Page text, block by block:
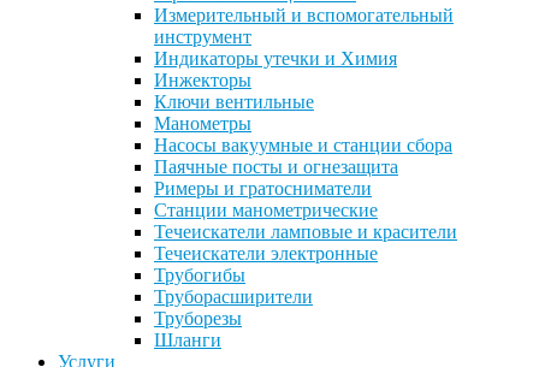
Измерительный и вспомогательный
инструмент
Индикаторы утечки и Химия
Инжекторы
Ключи вентильные
Манометры
Насосы вакуумные и станции сбора
Паячные посты и огнезащита
Римеры и гратосниматели
Станции манометрические
Течеискатели ламповые и красители
Течеискатели электронные
Трубогибы
Труборасширители
Труборезы
Шланги
Услуги